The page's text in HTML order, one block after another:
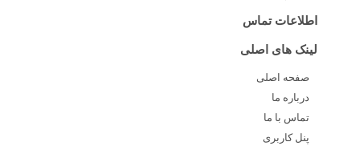
اطلاعات تماس
لینک های اصلی
صفحه اصلی
درباره ما
تماس با ما
پنل کاربری